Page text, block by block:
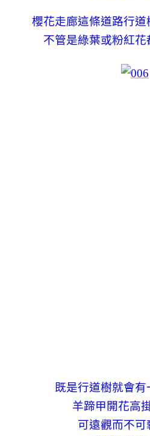
櫻花走廊這條道路行道
不管是綠葉或粉紅
既是行道樹就會有
羊蹄甲開花高
可遠觀而不可